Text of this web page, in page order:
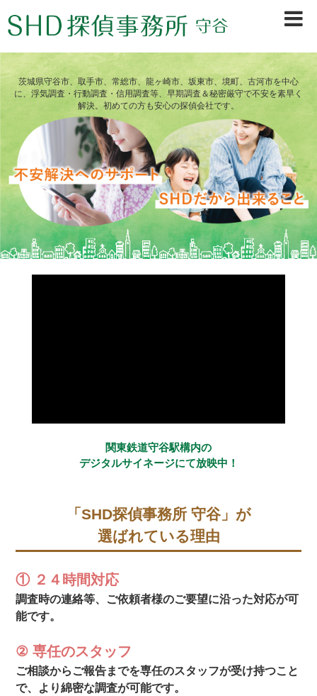
茨城県守谷市、取手市、常総市、龍ヶ崎市、坂東市、境町、古河市を中心
に、浮気調査・行動調査・信用調査等、早期調査＆秘密厳守で不安を素早く
解決。初めての方も安心の探偵会社です。
関東鉄道守谷駅構内の
デジタルサイネージにて放映中！
「SHD探偵事務所 守谷」が
選ばれている理由
① ２４時間対応
調査時の連絡等、ご依頼者様のご要望に沿った対応が可
能です。
② 専任のスタッフ
ご相談からご報告までを専任のスタッフが受け持つこと
で、より綿密な調査が可能です。